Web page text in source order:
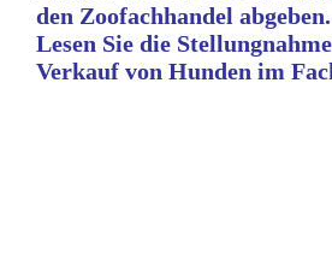
den Zoofachhandel abgeben.
Lesen Sie die Stellungnahme
Verkauf von Hunden im